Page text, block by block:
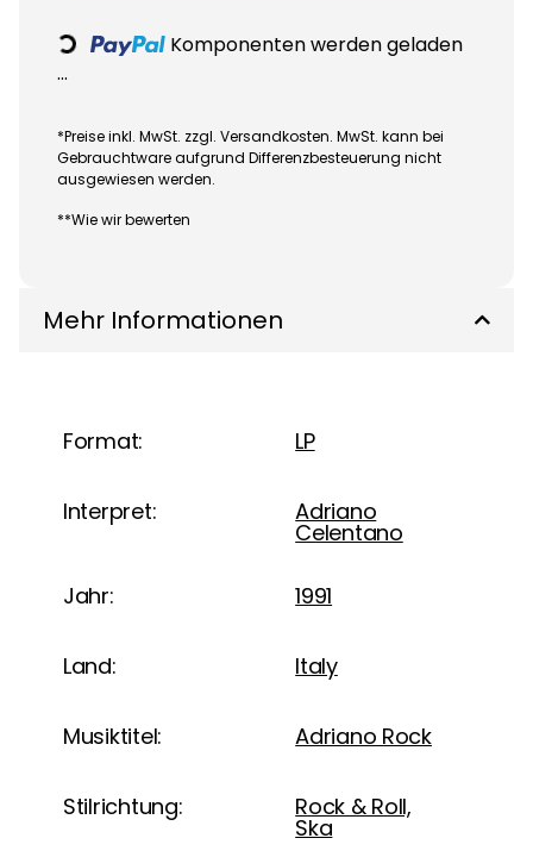
Loading...
Komponenten werden geladen
...
*Preise inkl. MwSt. zzgl. Versandkosten. MwSt. kann bei
Gebrauchtware aufgrund Differenzbesteuerung nicht
ausgewiesen werden.
**Wie wir bewerten
Mehr Informationen
Format: LP
Interpret: Adriano
Celentano
Jahr: 1991
Land: Italy
Musiktitel: Adriano Rock
Stilrichtung: Rock & Roll,
Ska